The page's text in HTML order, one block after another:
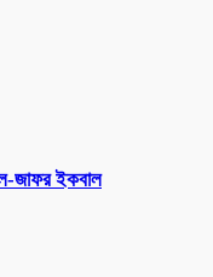
জাফর ইকবাল